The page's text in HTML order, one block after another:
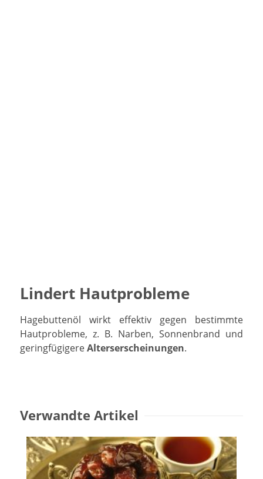
Lindert Hautprobleme
Hagebuttenöl wirkt effektiv gegen bestimmte
Hautprobleme, z. B. Narben, Sonnenbrand und
geringfügigereAlterserscheinungen.
Verwandte Artikel